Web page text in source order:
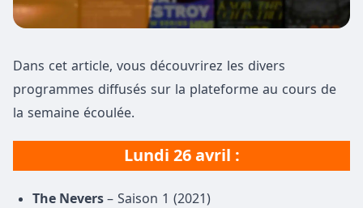
Dans cet article, vous découvrirez les divers
programmes diffusés sur la plateforme au cours de
la semaine écoulée.
Lundi 26 avril :
The Nevers – Saison 1 (2021)